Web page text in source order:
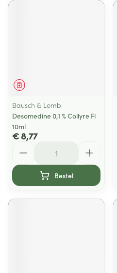
Geneesmiddel
Bausch & Lomb
Desomedine 0,1 % Collyre Fl
10ml
€ 8,77
Bestel